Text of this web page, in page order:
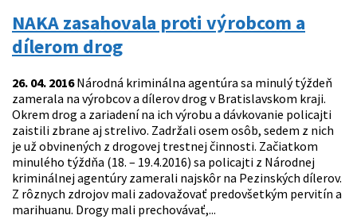
NAKA zasahovala proti výrobcom a
dílerom drog
26. 04. 2016Národná kriminálna agentúra sa minulý týždeň
zamerala na výrobcov a dílerov drog v Bratislavskom kraji.
Okrem drog a zariadení na ich výrobu a dávkovanie policajti
zaistili zbrane aj strelivo. Zadržali osem osôb, sedem z nich
je už obvinených z drogovej trestnej činnosti. Začiatkom
minulého týždňa (18. – 19.4.2016) sa policajti z Národnej
kriminálnej agentúry zamerali najskôr na Pezinských dílerov.
Z rôznych zdrojov mali zadovažovať predovšetkým pervitín a
marihuanu. Drogy mali prechovávať,...